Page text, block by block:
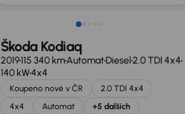
Škoda Kodiaq
2019115 340 kmAutomatDiesel2.0 TDI 4x4
140 kW4x4
Koupeno nové v ČR
2.0 TDI 4x4
4x4
Automat +5 dalších